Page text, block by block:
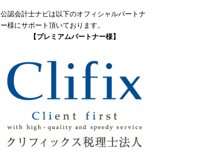
公認会計士ナビは以下のオフィシャルパートナ
ー様にサポート頂いております。
【プレミアムパートナー様】